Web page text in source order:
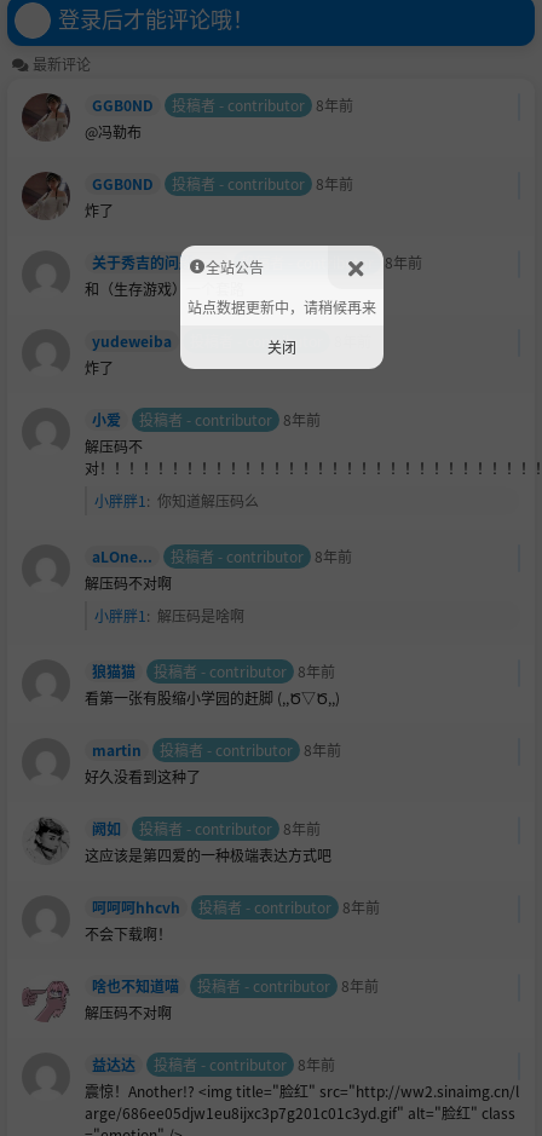
登录后才能评论哦！
最新评论
GGB0ND
投稿者 - contributor 8年前
@冯勒布
GGB0ND 投稿者 - contributor 8年前
炸了
关于秀吉的问题，我先声明一下我不是基佬 投稿者 - contributor
8年前
和（生存游戏）一个套路
yudeweiba 投稿者 - contributor
炸了
小爱 投稿者 - contributor 8年前
解压码不
对！！！！！！！！！！！！！！！！！！！！！！！！！！！！！！
小胖胖1 : 你知道解压码么
aLOne... 投稿者 - contributor 8年前
解压码不对啊
小胖胖1 : 解压码是啥啊
狼猫猫 投稿者 - contributor 8年前
看第一张有股缩小学园的赶脚 (,,Ծ▽Ծ,,)
martin 投稿者 - contributor 8年前
好久没看到这种了
阙如 投稿者 - contributor 8年前
这应该是第四爱的一种极端表达方式吧
呵呵呵hhcvh 投稿者 - contributor 8年前
不会下载啊！
啥也不知道喵 投稿者 - contributor 8年前
解压码不对啊
益达达 投稿者 - contributor 8年前
震惊！Another!? <img title="脸红" src="http://ww2.sinaimg.cn/l
arge/686ee05djw1eu8ijxc3p7g201c01c3yd.gif" alt="脸红" class
全站公告
站点数据更新中，请稍候再来
关闭